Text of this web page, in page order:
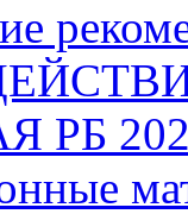
РБ